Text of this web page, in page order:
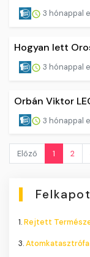
3 hónappal
Hogyan lett
3 hónappal
Orbán Viktor
3 hónappal
Előző 1 2
1.Rejtett
3.Atomkatasztrófa